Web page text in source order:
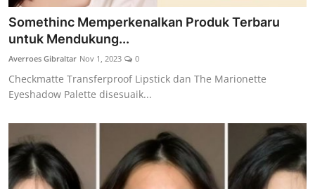
Somethinc Memperkenalkan Produk Terbaru
untuk Mendukung...
Averroes Gibraltar Nov 1, 2023 0
Checkmatte Transferproof Lipstick dan The Marionette
Eyeshadow Palette disesuaik...